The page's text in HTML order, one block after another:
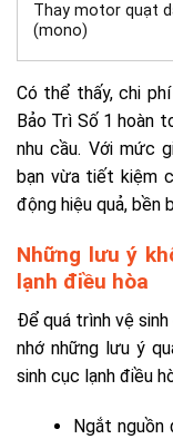
Thay motor quạt
(mono)
Có thể thấy, chi
Bảo Trì Số 1 hoàn
nhu cầu. Với mức
bạn vừa tiết kiệm
động hiệu quả, bền
Những lưu ý
lạnh điều hòa
Để quá trình vệ
nhớ những lưu ý
sinh cục lạnh điều
Ngắt